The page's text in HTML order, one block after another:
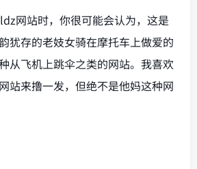
网站时，你很可能会认为，这是
犹存的老妓女骑在摩托车上做爱的
从飞机上跳伞之类的网站。我喜欢
站来撸一发，但绝不是他妈这种网